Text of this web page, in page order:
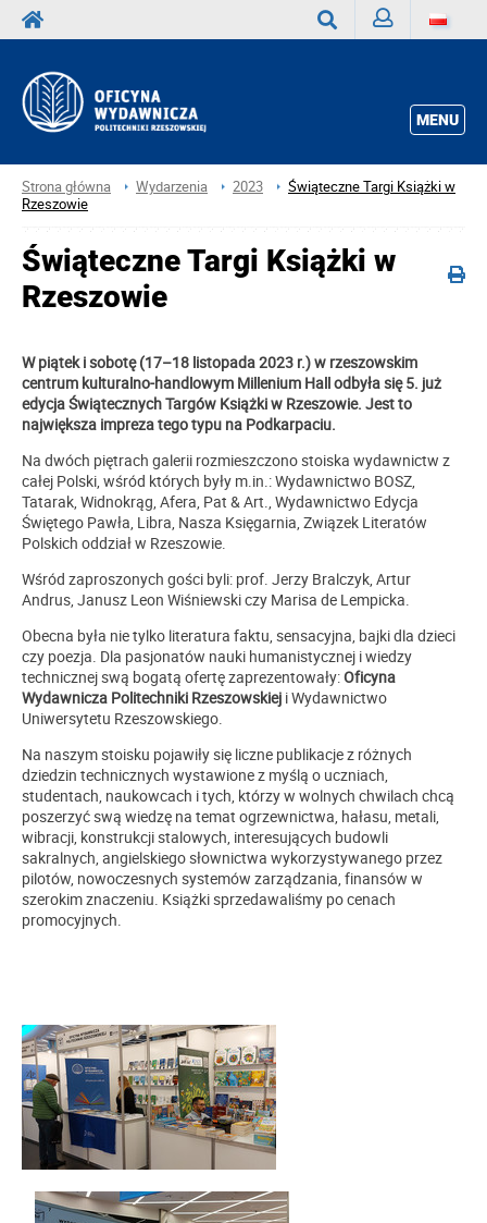
MENU
Strona główna Wydarzenia 2023
Świąteczne Targi Książki w
Rzeszowie
Świąteczne Targi Książki w
Rzeszowie
W piątek i sobotę (17–18 listopada 2023 r.) w rzeszowskim
centrum kulturalno-handlowym Millenium Hall odbyła się 5. już
edycja Świątecznych Targów Książki w Rzeszowie. Jest to
największa impreza tego typu na Podkarpaciu.
Na dwóch piętrach galerii rozmieszczono stoiska wydawnictw z
całej Polski, wśród których były m.in.: Wydawnictwo BOSZ,
Tatarak, Widnokrąg, Afera, Pat & Art., Wydawnictwo Edycja
Świętego Pawła, Libra, Nasza Księgarnia, Związek Literatów
Polskich oddział w Rzeszowie.
Wśród zaproszonych gości byli: prof. Jerzy Bralczyk, Artur
Andrus, Janusz Leon Wiśniewski czy Marisa de Lempicka.
Obecna była nie tylko literatura faktu, sensacyjna, bajki dla dzieci
czy poezja. Dla pasjonatów nauki humanistycznej i wiedzy
technicznej swą bogatą ofertę zaprezentowały:Oficyna
Wydawnicza Politechniki Rzeszowskiej i Wydawnictwo
Uniwersytetu Rzeszowskiego.
Na naszym stoisku pojawiły się liczne publikacje z różnych
dziedzin technicznych wystawione z myślą o uczniach,
studentach, naukowcach i tych, którzy w wolnych chwilach chcą
poszerzyć swą wiedzę na temat ogrzewnictwa, hałasu, metali,
wibracji, konstrukcji stalowych, interesujących budowli
sakralnych, angielskiego słownictwa wykorzystywanego przez
pilotów, nowoczesnych systemów zarządzania, finansów w
szerokim znaczeniu. Książki sprzedawaliśmy po cenach
promocyjnych.